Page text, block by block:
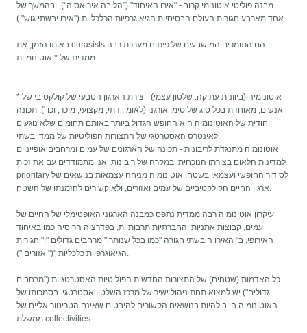
מבנה פוליטי אוטונומי קרוב - "אירו האיחוד" ("הליבה אירואסיה"), ובהמשך של
באותו הזמן, את eurasists הם התומכים המושבעים של פיתוח מערכת רבה
* אוטונומיה (ביוונית עתיקה: שלטון עצמי) - צורת הארגון הטבעי של קולקטיבי של
אנשים, מאוחדת בכל סוג של סימן אורגני (לאומי, דתי, מקצועי, מוכר, וכו '). תכונה
ייחודית של האוטונומיה היא החופש הגדול ביותר באותם תחומים שלא נוגעים
אוטונומיה מתנגדת לריבונות - תכונה של הארגונים של עמים ומרחבים אופייניים
למדינות הלאום בצורתו הנוכחית. במקרה של ריבונות, אנו מתמודדים עם את זכות
prioritary לסידור החופשי ועצמאי בשטח: אוטונומיה מניחה עצמאות בנושאים של
עיקרון אוטונומיה רבה ממדית נתפס כמבנה הארגוני האופטימלי של החיים של
עמים, קבוצות אתניות והחברתיות תרבותיות, בפדרציה הרוסיה כמו באיחוד
האירופי, ב" האירו היבשתי חגורה "כמו בכל שנותרו" מרחבים גדולים "ו" חגורות
כל האדמות (שטחים) של התצורות החדשות הפוליטיות האסטרטגיות ("מרחבים
גדולים") יש למצוא תחת ניהול ישיר של מרכז השלטון אסטרטגי. בסמכותו של
האוטונומיה חייב להיות בנושאים הקשורים להיבטים שאינם הטריטוריאליים של
ממשלת collectivities.